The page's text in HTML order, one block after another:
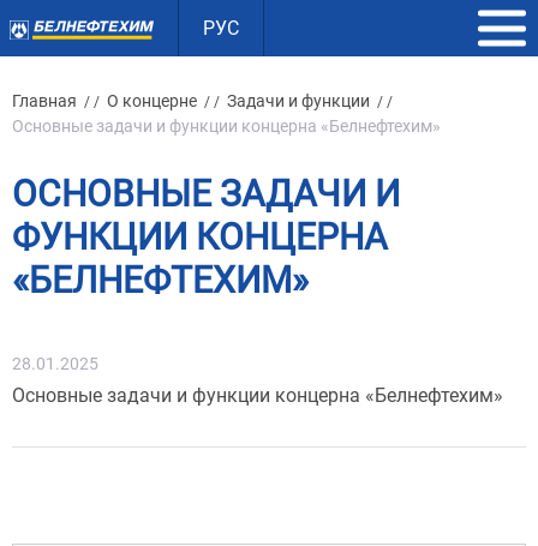
РУС
Главная / / О концерне / / Задачи и функции / /
Основные задачи и функции концерна «Белнефтехим»
ОСНОВНЫЕ ЗАДАЧИ И
ФУНКЦИИ КОНЦЕРНА
«БЕЛНЕФТЕХИМ»
28.01.2025
Основные задачи и функции концерна «Белнефтехим»